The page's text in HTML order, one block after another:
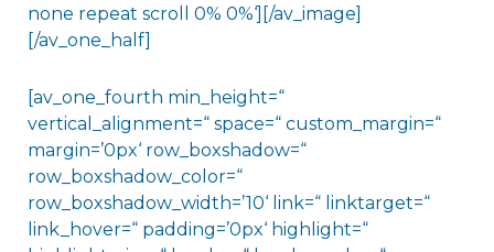
none repeat scroll 0% 0%‘][/av_image]
[/av_one_half]
[av_one_fourth min_height=“
vertical_alignment=“ space=“ custom_margin=“
margin=’0px‘ row_boxshadow=“
row_boxshadow_color=“
row_boxshadow_width=’10‘ link=“ linktarget=“
link_hover=“ padding=’0px‘ highlight=“